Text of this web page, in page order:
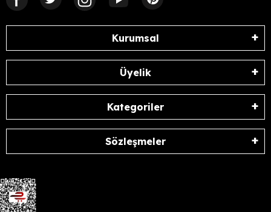
Kurumsal
Üyelik
Kategoriler
Sözleşmeler